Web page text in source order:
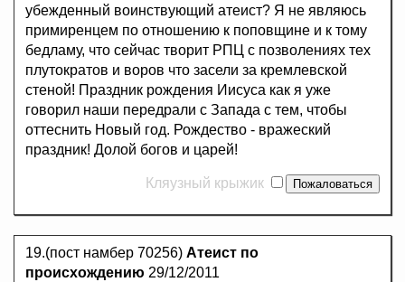
убежденный воинствующий атеист? Я не являюсь
примиренцем по отношению к поповщине и к тому
бедламу, что сейчас творит РПЦ с позволениях тех
плутократов и воров что засели за кремлевской
стеной! Праздник рождения Иисуса как я уже
говорил наши передрали с Запада с тем, чтобы
оттеснить Новый год. Рождество - вражеский
праздник! Долой богов и царей!
Кляузный крыжик
19.(пост намбер 70256) Атеист по
происхождению 29/12/2011